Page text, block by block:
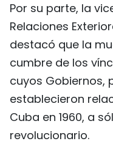
Por su parte, la
Relaciones
destacó que la
cumbre de los
cuyos Gobiernos,
establecieron
Cuba en 1960, a
revolucionario.